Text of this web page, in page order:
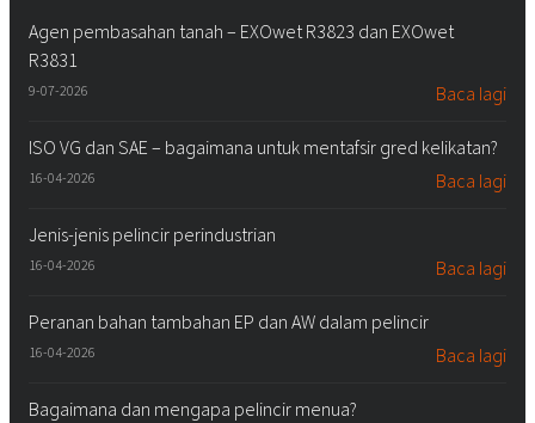
Agen pembasahan tanah – EXOwet R3823 dan EXOwet
R3831
9-07-2026 Baca lagi
ISO VG dan SAE – bagaimana untuk mentafsir gred kelikatan?
16-04-2026 Baca lagi
Jenis-jenis pelincir perindustrian
16-04-2026 Baca lagi
Peranan bahan tambahan EP dan AW dalam pelincir
16-04-2026 Baca lagi
Bagaimana dan mengapa pelincir menua?